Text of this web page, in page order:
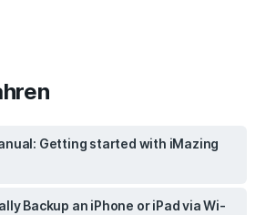
Getting started with iMazing
Backup an iPhone or iPad via Wi-